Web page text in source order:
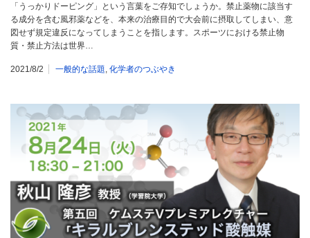
「うっかりドーピング」という言葉をご存知でしょうか。禁止薬物に該当す
る成分を含む風邪薬などを、本来の治療目的で大会前に摂取してしまい、意
図せず規定違反になってしまうことを指します。スポーツにおける禁止物
質・禁止方法は世界…
2021/8/2 一般的な話題 化学者のつぶやき